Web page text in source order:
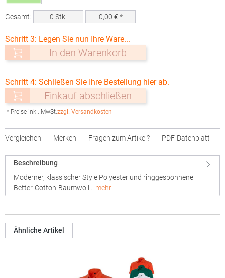
Gesamt: 0 Stk. 0,00 € *
Schritt 3: Legen Sie nun Ihre Ware...
In den Warenkorb
Schritt 4: Schließen Sie Ihre Bestellung hier ab.
Einkauf abschließen
* Preise inkl. MwSt.zzgl. Versandkosten
Vergleichen Merken Fragen zum Artikel? PDF-Datenblatt
Beschreibung
Moderner, klassischer Style Polyester und ringgesponnene
Better-Cotton-Baumwoll… mehr
Ähnliche Artikel